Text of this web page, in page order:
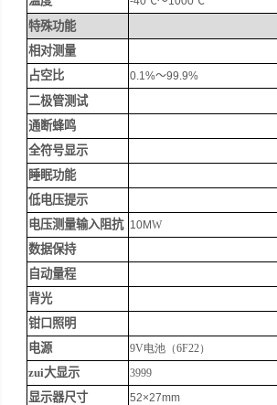
特殊功能
相对测量
占空比 0.1%～99.9%
二极管测试
通断蜂鸣
全符号显示
睡眠功能
低电压提示
电压测量输入阻抗 10MW
数据保持
自动量程
背光
钳口照明
电源 9V电池（6F22）
zui大显示 3999
显示器尺寸 52×27mm